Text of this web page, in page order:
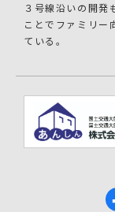
３号線沿いの開発
ことでファミリー
ている。